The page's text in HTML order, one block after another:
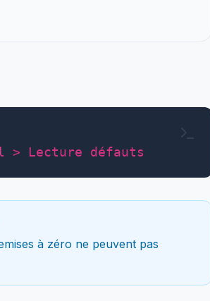
> Lecture défauts
à zéro ne peuvent pas